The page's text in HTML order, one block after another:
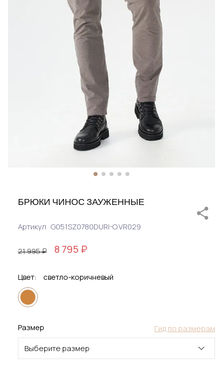
БРЮКИ ЧИНОС ЗАУЖЕННЫЕ
Артикул G051SZ0780DURI-O.VR029
21 995 ₽ 8 795 ₽
Цвет: светло-коричневый
Гид по размерам
Размер
Выберите размер